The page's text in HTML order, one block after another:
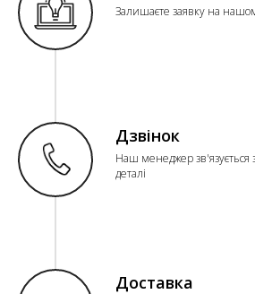
Залишаєте заявку на
Дзвінок
Наш менеджер
деталі
Доставка